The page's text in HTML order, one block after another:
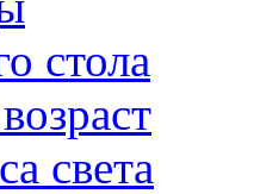
стола
света